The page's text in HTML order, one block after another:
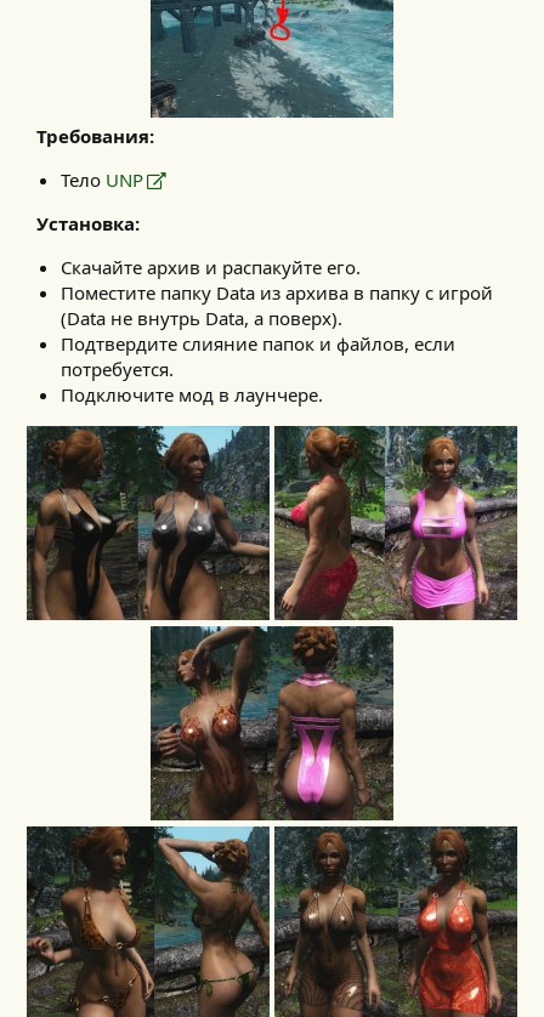
Требования:
Тело UNP
Установка:
Скачайте архив и распакуйте его.
Поместите папку Data из архива в папку с игрой
(Data не внутрь Data, а поверх).
Подтвердите слияние папок и файлов, если
потребуется.
Подключите мод в лаунчере.